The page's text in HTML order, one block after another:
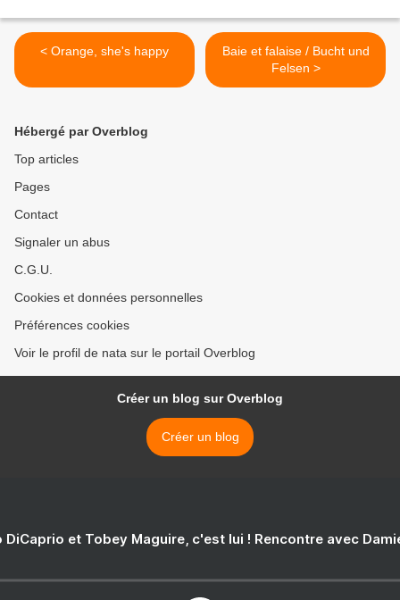
< Orange, she's happy
Baie et falaise / Bucht und
Felsen >
Hébergé par Overblog
Top articles
Pages
Contact
Signaler un abus
C.G.U.
Cookies et données personnelles
Préférences cookies
Voir le profil de nata sur le portail Overblog
Créer un blog sur Overblog
Créer un blog
DiCaprio et Tobey Maguire, c'est lui ! Rencontre avec